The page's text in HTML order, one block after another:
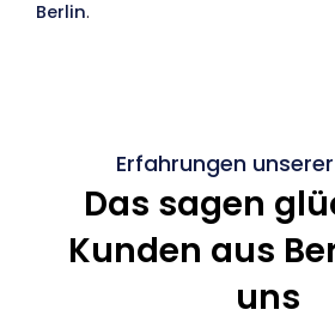
Berlin.
Erfahrungen
Das sagen
Kunden aus
uns